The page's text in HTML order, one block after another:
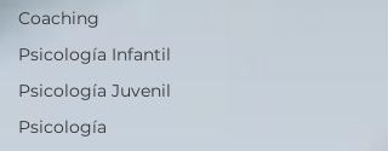
Coaching
Psicología Infantil
Psicología Juvenil
Psicología